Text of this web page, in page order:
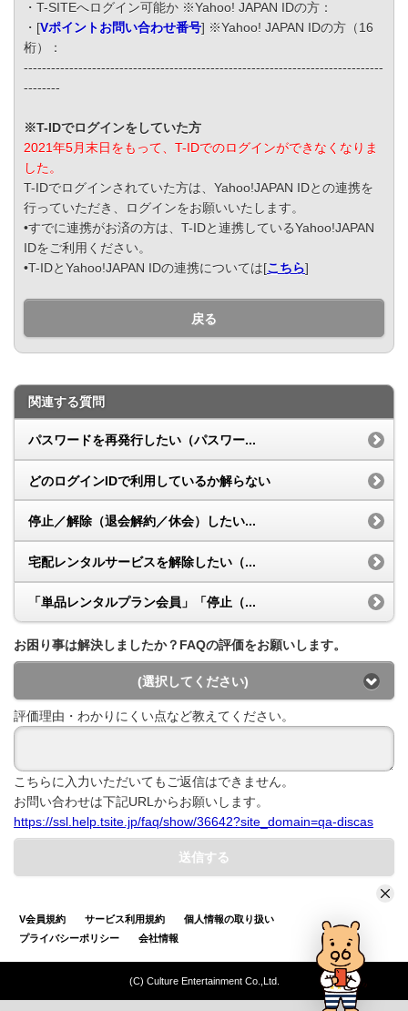
・T-SITEへログイン可能か ※Yahoo! JAPAN IDの方：
・[Vポイントお問い合わせ番号] ※Yahoo! JAPAN IDの方（16
桁）：
-------------------------------------------------------------------------------
--------
※T-IDでログインをしていた方
2021年5月末日をもって、T-IDでのログインができなくなりま
した。
T-IDでログインされていた方は、Yahoo!JAPAN IDとの連携を
行っていただき、ログインをお願いいたします。
•すでに連携がお済の方は、T-IDと連携しているYahoo!JAPAN
IDをご利用ください。
•T-IDとYahoo!JAPAN IDの連携については[こちら]
戻る
関連する質問
パスワードを再発行したい（パスワー...
どのログインIDで利用しているか解らない
停止／解除（退会解約／休会）したい...
宅配レンタルサービスを解除したい（...
「単品レンタルプラン会員」「停止（...
お困り事は解決しましたか？FAQの評価をお願いします。
(選択してください)
評価理由・わかりにくい点など教えてください。
こちらに入力いただいてもご返信はできません。
お問い合わせは下記URLからお願いします。
https://ssl.help.tsite.jp/faq/show/36642?site_domain=qa-discas
送信する
V会員規約 サービス利用規約
個人情報の取り扱い
プライバシーポリシー
会社情報
(C) Culture Entertainment Co.,Ltd.